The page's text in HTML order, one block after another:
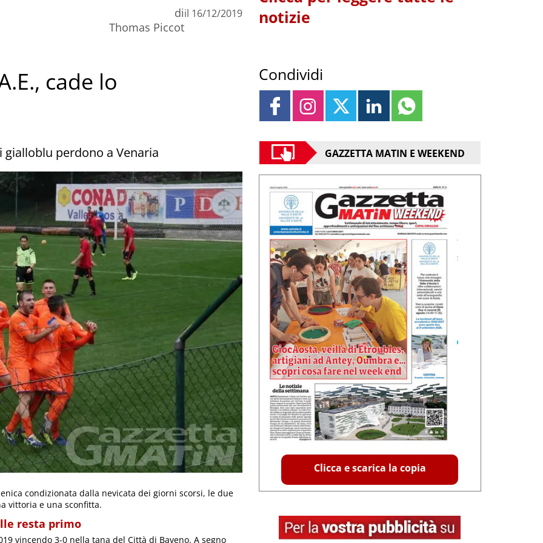
di
Thomas Piccot
il 16/12/2019
cade lo
perdono a Venaria
condizionata dalla nevicata dei giorni scorsi, le due
vittoria e una sconfitta.
resta primo
vincendo 3-0 nella tana del Città di Baveno. A segno
notizie
Condividi
GAZZETTA MATIN E WEEKEND
Clicca e scarica la copia